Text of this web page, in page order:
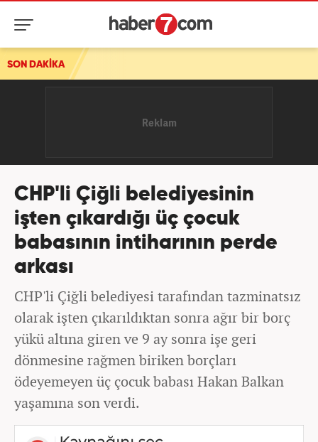
SON DAKİKA
CHP'li Çiğli belediyesinin
işten çıkardığı üç çocuk
babasının intiharının perde
arkası
CHP'li Çiğli belediyesi tarafından tazminatsız
olarak işten çıkarıldıktan sonra ağır bir borç
yükü altına giren ve 9 ay sonra işe geri
dönmesine rağmen biriken borçları
ödeyemeyen üç çocuk babası Hakan Balkan
yaşamına son verdi.